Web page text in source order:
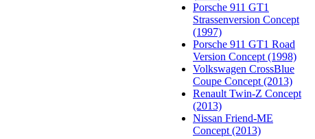
Porsche 911 GT1
Strassenversion Concept
(1997)
Porsche 911 GT1 Road
Version Concept (1998)
Volkswagen CrossBlue
Coupe Concept (2013)
Renault Twin-Z Concept
(2013)
Nissan Friend-ME
Concept (2013)